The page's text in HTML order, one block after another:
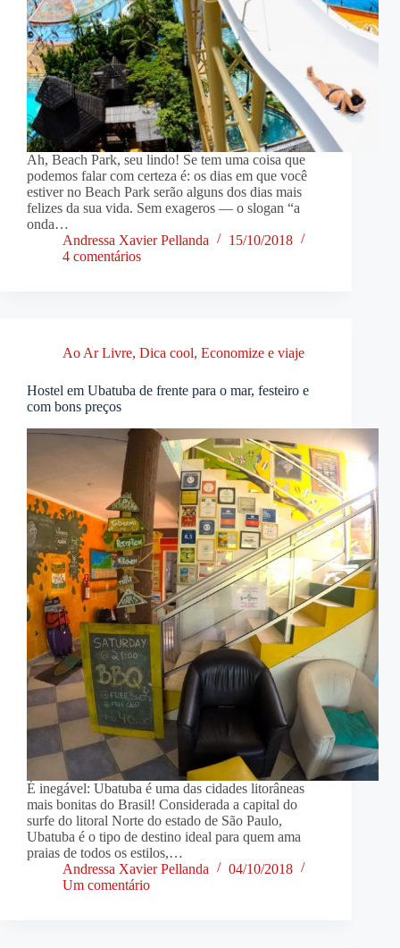
Ah, Beach Park, seu lindo! Se tem uma coisa que
podemos falar com certeza é: os dias em que você
estiver no Beach Park serão alguns dos dias mais
felizes da sua vida. Sem exageros — o slogan “a
onda…
Andressa Xavier Pellanda
15/10/2018
4 comentários
Ao Ar Livre, Dica cool, Economize e viaje
Hostel em Ubatuba de frente para o mar, festeiro e
com bons preços
É inegável: Ubatuba é uma das cidades litorâneas
mais bonitas do Brasil! Considerada a capital do
surfe do litoral Norte do estado de São Paulo,
Ubatuba é o tipo de destino ideal para quem ama
praias de todos os estilos,…
Andressa Xavier Pellanda
04/10/2018
Um comentário